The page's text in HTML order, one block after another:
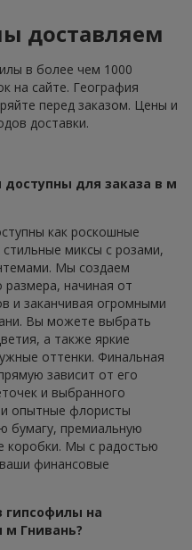
доставляем
в более чем 1000
на сайте. География
перед заказом. Цены и
доставки.
для заказа в м
как роскошные
миксы с розами,
Мы создаем
начиная от
и заканчивая огромными
Вы можете выбрать
а также яркие
оттенки. Финальная
зависит от его
и выбранного
опытные флористы
бумагу, премиальную
коробки. Мы с радостью
финансовые
гипсофилы на
Гнивань?